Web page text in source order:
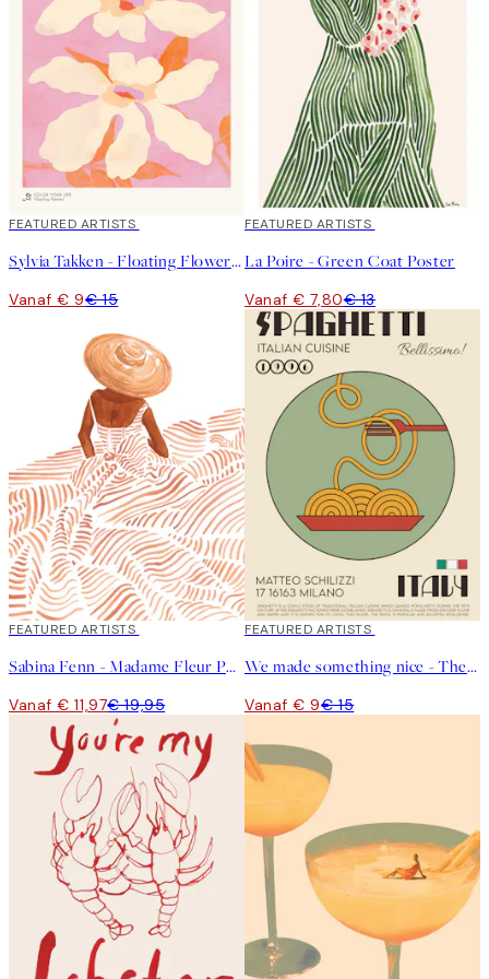
40%*
FEATURED ARTISTS
Sylvia Takken - Floating Flowers Poster
Vanaf € 9€ 15
40%*
FEATURED ARTISTS
La Poire - Green Coat Poster
Vanaf € 7,80€ 13
40%*
FEATURED ARTISTS
Sabina Fenn - Madame Fleur Poster
Vanaf € 11,97€ 19,95
40%*
FEATURED ARTISTS
We made something nice - The Spaghetti Poster
Vanaf € 9€ 15